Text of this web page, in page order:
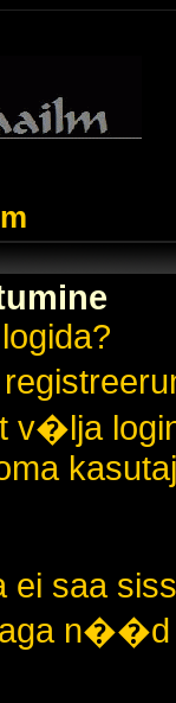
v�lja
ei saa
n��d